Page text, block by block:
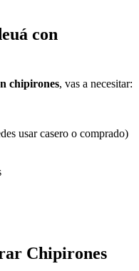
con
chipirones, vas a necesitar:
usar casero o comprado)
Chipirones